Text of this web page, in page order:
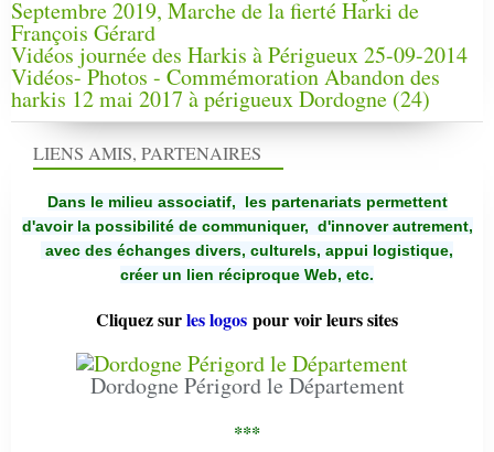
Septembre 2019, Marche de la fierté Harki de
François Gérard
Vidéos journée des Harkis à Périgueux 25-09-2014
Vidéos- Photos - Commémoration Abandon des
harkis 12 mai 2017 à périgueux Dordogne (24)
LIENS AMIS, PARTENAIRES
Dans le milieu associatif, les partenariats permettent
d'avoir la possibilité de communiquer, d'innover autrement,
avec des échanges divers, culturels, appui logistique,
créer un lien réciproque Web, etc.
Cliquez surles logos pour voir leurs sites
Dordogne Périgord le Département
***